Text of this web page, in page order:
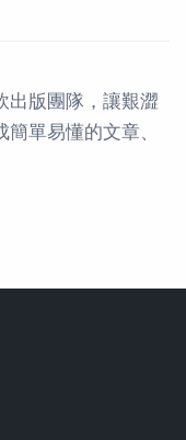
出版團隊，讓艱澀
單易懂的文章、